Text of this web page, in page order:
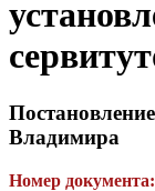
Владимира
Номер документа: